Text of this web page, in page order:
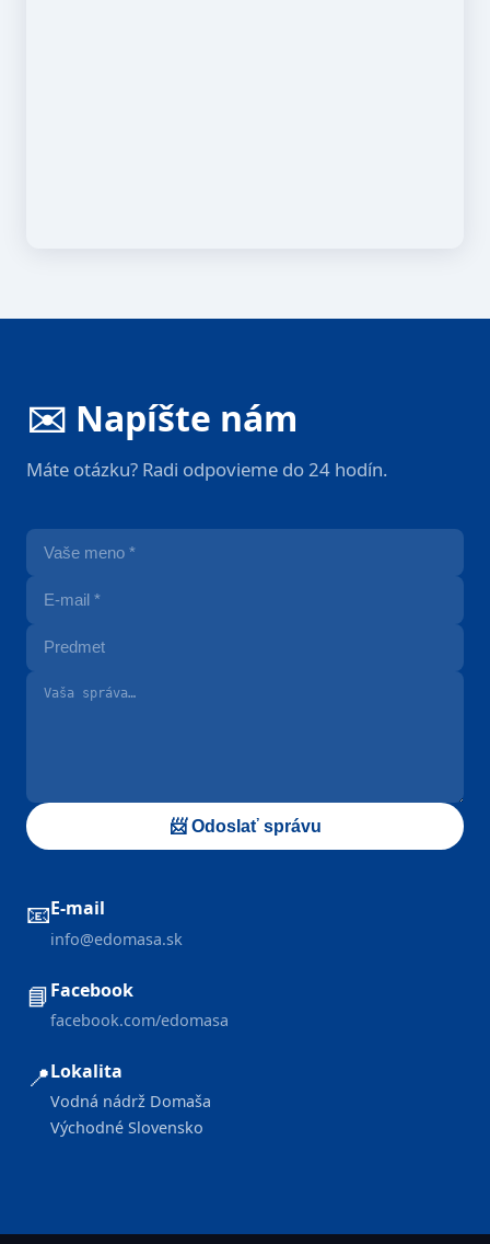
✉️ Napíšte nám
Máte otázku? Radi odpovieme do 24 hodín.
📨 Odoslať správu
📧E-mail
info@edomasa.sk
📘Facebook
facebook.com/edomasa
📍Lokalita
Vodná nádrž Domaša
Východné Slovensko